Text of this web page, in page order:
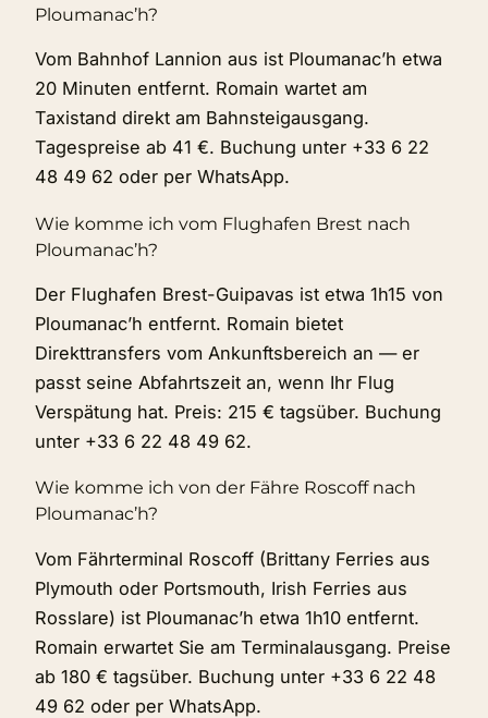
Ploumanac’h?
Vom Bahnhof Lannion aus ist Ploumanac’h etwa
20 Minuten entfernt. Romain wartet am
Taxistand direkt am Bahnsteigausgang.
Tagespreise ab 41 €. Buchung unter +33 6 22
48 49 62 oder per WhatsApp.
Wie komme ich vom Flughafen Brest nach
Ploumanac’h?
Der Flughafen Brest-Guipavas ist etwa 1h15 von
Ploumanac’h entfernt. Romain bietet
Direkttransfers vom Ankunftsbereich an — er
passt seine Abfahrtszeit an, wenn Ihr Flug
Verspätung hat. Preis: 215 € tagsüber. Buchung
unter +33 6 22 48 49 62.
Wie komme ich von der Fähre Roscoff nach
Ploumanac’h?
Vom Fährterminal Roscoff (Brittany Ferries aus
Plymouth oder Portsmouth, Irish Ferries aus
Rosslare) ist Ploumanac’h etwa 1h10 entfernt.
Romain erwartet Sie am Terminalausgang. Preise
ab 180 € tagsüber. Buchung unter +33 6 22 48
49 62 oder per WhatsApp.